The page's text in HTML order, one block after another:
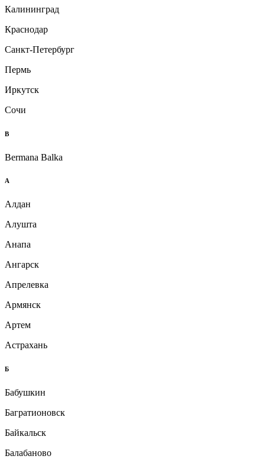
Калининград
Краснодар
Санкт-Петербург
Пермь
Иркутск
Сочи
B
Bermana Balka
А
Алдан
Алушта
Анапа
Ангарск
Апрелевка
Армянск
Артем
Астрахань
Б
Бабушкин
Багратионовск
Байкальск
Балабаново